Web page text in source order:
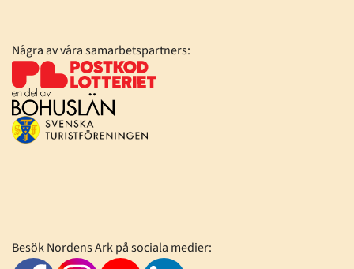
Några av våra samarbetspartners:
Besök Nordens Ark på sociala medier: